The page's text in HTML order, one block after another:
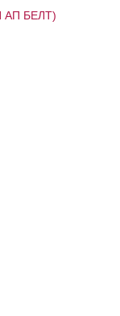
АП БЕЛТ)